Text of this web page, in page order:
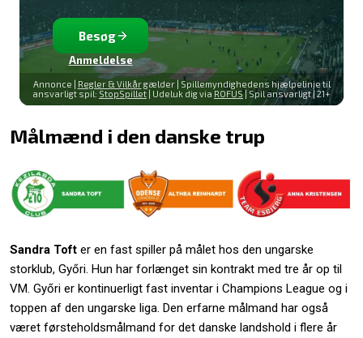
Besøg
Anmeldelse
Annonce | Regler & Vilkårgælder | Spillemyndighedens hjælpelinje til
ansvarligt spil: StopSpillet | Udeluk dig via ROFUS| Spil ansvarligt | 21+
Målmænd i den danske trup
Sandra Toft er en fast spiller på målet hos den ungarske
storklub, Győri. Hun har forlænget sin kontrakt med tre år op til
VM. Győri er kontinuerligt fast inventar i Champions League og i
toppen af den ungarske liga. Den erfarne målmand har også
været førsteholdsmålmand for det danske landshold i flere år